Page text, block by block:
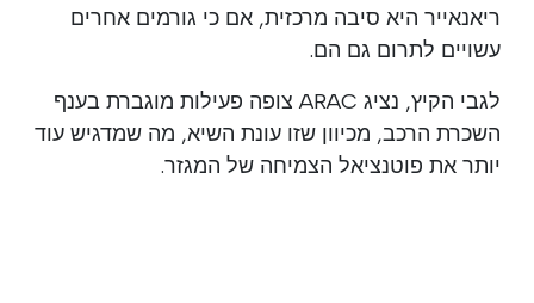
ריאנאייר היא סיבה מרכזית, אם כי גורמים אחרים
עשויים לתרום גם הם.
לגבי הקיץ, נציג ARAC צופה פעילות מוגברת בענף
השכרת הרכב, מכיוון שזו עונת השיא, מה שמדגיש עוד
יותר את פוטנציאל הצמיחה של המגזר.